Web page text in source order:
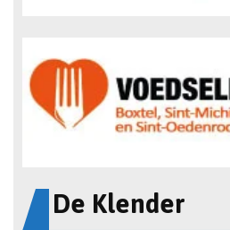
De Klender